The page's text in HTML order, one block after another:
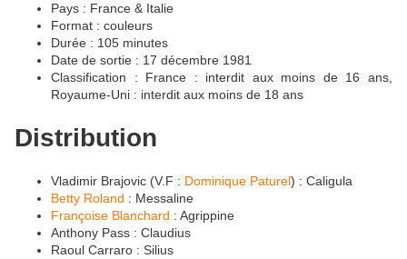
Pays : France & Italie
Format : couleurs
Durée : 105 minutes
Date de sortie : 17 décembre 1981
Classification : France : interdit aux moins de 16 ans,
Royaume-Uni : interdit aux moins de 18 ans
Distribution
Vladimir Brajovic (V.F : Dominique Paturel) : Caligula
Betty Roland : Messaline
Françoise Blanchard : Agrippine
Anthony Pass : Claudius
Raoul Carraro : Silius